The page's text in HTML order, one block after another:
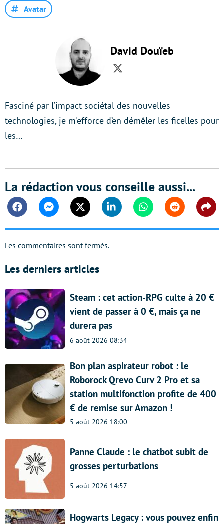
Avatar
David Douïeb
Twitter
Fasciné par l’impact sociétal des nouvelles
technologies, je m'efforce d’en démêler les ficelles pour
les…
La rédaction vous conseille aussi...
FacebookMessengerTwitter Linkedin WhatsappReddit
Les commentaires sont fermés.
Les derniers articles
Steam : cet action-RPG culte à 20 €
vient de passer à 0 €, mais ça ne
durera pas
6 août 2026 08:34
Bon plan aspirateur robot : le
Roborock Qrevo Curv 2 Pro et sa
station multifonction profite de 400
€ de remise sur Amazon !
5 août 2026 18:00
Panne Claude : le chatbot subit de
grosses perturbations
5 août 2026 14:57
Hogwarts Legacy : vous pouvez enfin